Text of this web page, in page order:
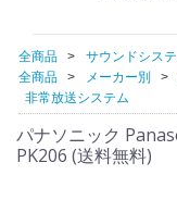
全商品 サウンドシス
全商品
メーカー別
非常放送システム
パナソニック
PK206 (送料無料)